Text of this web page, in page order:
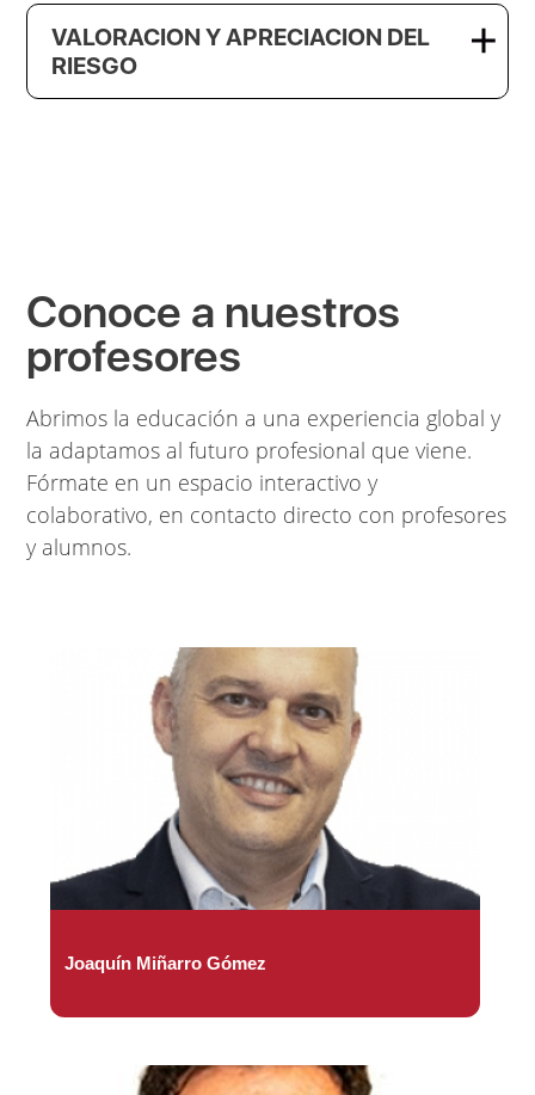
VALORACION Y APRECIACION DEL
RIESGO
Conoce a nuestros
profesores
Abrimos la educación a una experiencia global y
la adaptamos al futuro profesional que viene.
Fórmate en un espacio interactivo y
colaborativo, en contacto directo con profesores
y alumnos.
Joaquín Miñarro Gómez